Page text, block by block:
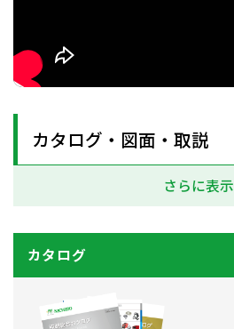
カタログ・図面・取説
さらに表示
カタログ